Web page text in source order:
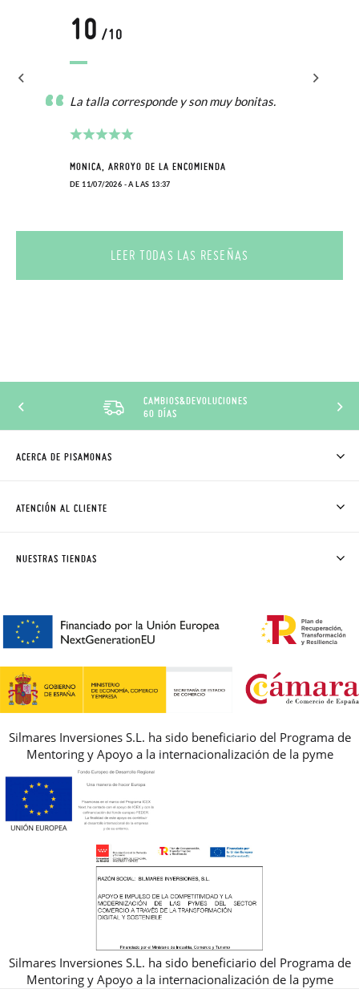
10 /10
La talla corresponde y son muy bonitas.
MONICA, ARROYO DE LA ENCOMIENDA
DE 11/07/2026 - A LAS 13:37
LEER TODAS LAS RESEÑAS
CAMBIOS&DEVOLUCIONES
60 DÍAS
ACERCA DE PISAMONAS
CÓMO COMPRAR
AVISO LEGAL, PRIVACIDAD Y COOKIES
REBAJAS
ATENCIÓN AL CLIENTE
PREGUNTAS FRECUENTES
NUESTRAS TIENDAS
Silmares Inversiones S.L. ha sido beneficiario del Programa de
Mentoring y Apoyo a la internacionalización de la pyme
Silmares Inversiones S.L. ha sido beneficiario del Programa de
Mentoring y Apoyo a la internacionalización de la pyme